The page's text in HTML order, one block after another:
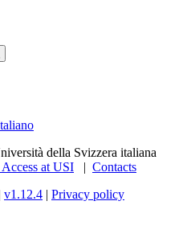
della Svizzera italiana
at USI | Contacts
v1.12.4 | Privacy policy